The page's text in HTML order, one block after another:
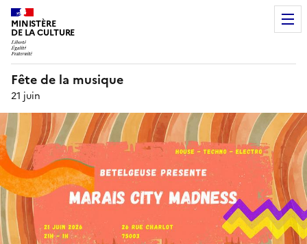
MINISTÈRE
DE LA CULTURE
Fête de la musique
21 juin